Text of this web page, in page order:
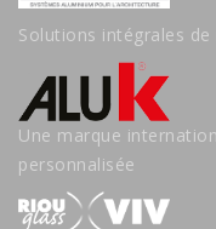
Solutions intégrales
Une marque
personnalisée